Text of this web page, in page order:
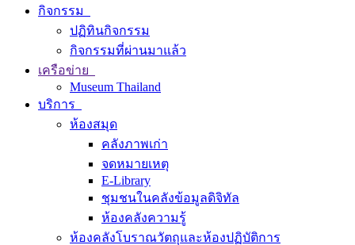
กิจกรรม
ปฏิทินกิจกรรม
กิจกรรมที่ผ่านมาแล้ว
เครือข่าย
Museum Thailand
บริการ
ห้องสมุด
คลังภาพเก่า
จดหมายเหตุ
E-Library
ชุมชนในคลังข้อมูลดิจิทัล
ห้องคลังความรู้
ห้องคลังโบราณวัตถุและห้องปฏิบัติการ